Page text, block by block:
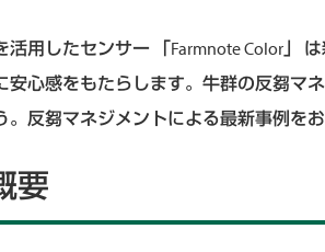
活用したセンサー 「Farmnote Color」
安心感をもたらします。牛群の反芻マ
。反芻マネジメントによる最新事例をお
要